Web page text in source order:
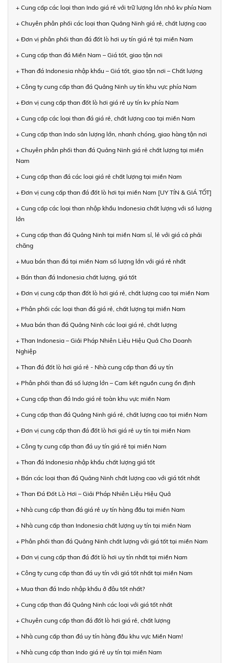
+ Cung cấp các loại than Indo giá rẻ với trữ lượng lớn nhỏ kv phía Nam
+ Chuyên phân phối các loại than Quảng Ninh giá rẻ, chất lượng cao
+ Đơn vị phân phối than đá đốt lò hơi uy tín giá rẻ tại miền Nam
+ Cung cấp than đá Miền Nam – Giá tốt, giao tận nơi
+ Than đá Indonesia nhập khẩu – Giá tốt, giao tận nơi – Chất lượng
+ Công ty cung cấp than đá Quảng Ninh uy tín khu vực phía Nam
+ Đơn vị cung cấp than đốt lò hơi giá rẻ uy tín kv phía Nam
+ Cung cấp các loại than đá giá rẻ, chất lượng cao tại miền Nam
+ Cung cấp than Indo sản lượng lớn, nhanh chóng, giao hàng tận nơi
+ Chuyên phân phối than đá Quảng Ninh giá rẻ chất lượng tại miền
Nam
+ Cung cấp than đá các loại giá rẻ chất lượng tại miền Nam
+ Đơn vị cung cấp than đá đốt lò hơi tại miền Nam [UY TÍN & GIÁ TỐT]
+ Cung cấp các loại than nhập khẩu Indonesia chất lượng với số lượng
lớn
+ Cung cấp than đá Quảng Ninh tại miền Nam sỉ, lẻ với giá cả phải
chăng
+ Mua bán than đá tại miền Nam số lượng lớn với giá rẻ nhất
+ Bán than đá Indonesia chất lượng, giá tốt
+ Đơn vị cung cấp than đốt lò hơi giá rẻ, chất lượng cao tại miền Nam
+ Phân phối các loại than đá giá rẻ, chất lượng tại miền Nam
+ Mua bán than đá Quảng Ninh các loại giá rẻ, chất lượng
+ Than Indonesia – Giải Pháp Nhiên Liệu Hiệu Quả Cho Doanh
Nghiệp
+ Than đá đốt lò hơi giá rẻ - Nhà cung cấp than đá uy tín
+ Phân phối than đá số lượng lớn – Cam kết nguồn cung ổn định
+ Cung cấp than đá Indo giá rẻ toàn khu vực miền Nam
+ Cung cấp than đá Quảng Ninh giá rẻ, chất lượng cao tại miền Nam
+ Đơn vị cung cấp than đá đốt lò hơi giá rẻ uy tín tại miền Nam
+ Công ty cung cấp than đá uy tín giá rẻ tại miền Nam
+ Than đá Indonesia nhập khẩu chất lượng giá tốt
+ Bán các loại than đá Quảng Ninh chất lượng cao với giá tốt nhất
+ Than Đá Đốt Lò Hơi – Giải Pháp Nhiên Liệu Hiệu Quả
+ Nhà cung cấp than đá giá rẻ uy tín hàng đầu tại miền Nam
+ Nhà cung cấp than Indonesia chất lượng uy tín tại miền Nam
+ Phân phối than đá Quảng Ninh chất lượng với giá tốt tại miền Nam
+ Đơn vị cung cấp than đá đốt lò hơi uy tín nhất tại miền Nam
+ Công ty cung cấp than đá uy tín với giá tốt nhất tại miền Nam
+ Mua than đá Indo nhập khẩu ở đâu tốt nhất?
+ Cung cấp than đá Quảng Ninh các loại với giá tốt nhất
+ Chuyên cung cấp than đá đốt lò hơi giá rẻ, chất lượng
+ Nhà cung cấp than đá uy tín hàng đầu khu vực Miền Nam!
+ Nhà cung cấp than Indo giá rẻ uy tín tại miền Nam